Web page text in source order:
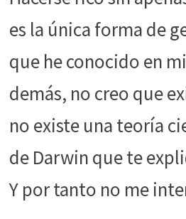
es la única forma de
que he conocido en
demás, no creo que
no existe una teoría
de Darwin que te
Y por tanto no me